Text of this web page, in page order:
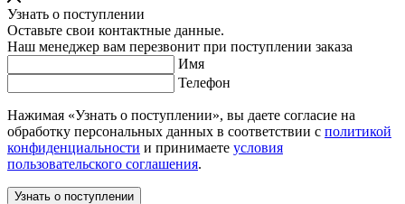
Узнать о поступлении
Оставьте свои контактные данные.
Наш менеджер вам перезвонит при поступлении заказа
Имя
Телефон
Нажимая «Узнать о поступлении», вы даете согласие на
обработку персональных данных в соответствии с политикой
конфиденциальности и принимаете условия
пользовательского соглашения.